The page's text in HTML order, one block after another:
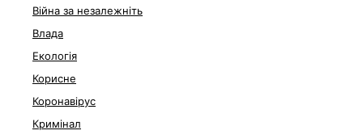
Війна за незалежніть
Влада
Екологія
Корисне
Коронавірус
Кримінал